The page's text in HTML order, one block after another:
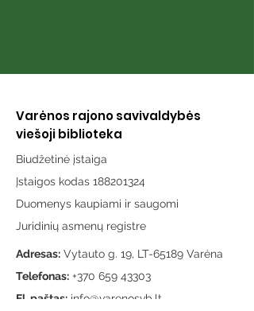
Varėnos rajono savivaldybės
viešoji biblioteka
Biudžetinė įstaiga
Įstaigos kodas 188201324
Duomenys kaupiami ir saugomi
Juridinių asmenų registre
Adresas: Vytauto g. 19, LT-65189 Varėna
Telefonas: +370 659 43303
El. paštas: info@varenosvb.lt